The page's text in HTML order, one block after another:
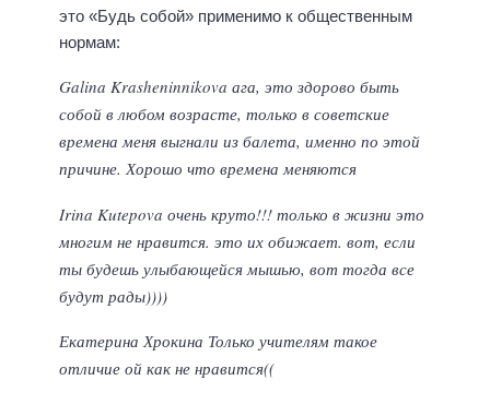
это «Будь собой» применимо к общественным
нормам:
Galina Krasheninnikova ага, это здорово быть
собой в любом возрасте, только в советские
времена меня выгнали из балета, именно по этой
причине. Хорошо что времена меняются
Irina Kutepova очень круто!!! только в жизни это
многим не нравится. это их обижает. вот, если
ты будешь улыбающейся мышью, вот тогда все
будут рады))))
Екатерина Хрокина Только учителям такое
отличие ой как не нравится((